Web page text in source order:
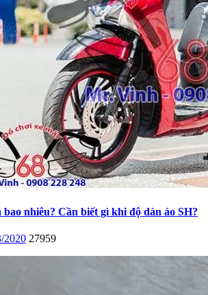
bao nhiêu? Cần biết gì khi độ dàn áo SH?
2020 27959